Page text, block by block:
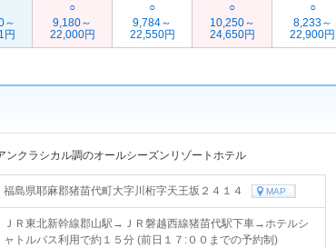
～
円
○
9,180～
22,000円
○
9,784～
22,550円
○
10,250～
24,650円
○
8,233～
22,900円
ンクラシカル調のオールシーズンリゾートホテル
福島県耶麻郡猪苗代町大字川桁字天王坂２４１４ MAP
ＪＲ東北新幹線郡山駅→ＪＲ磐越西線猪苗代駅下車→ホテルシ
ャトルバス利用で約１５分 (前日１７:００までの予約制)